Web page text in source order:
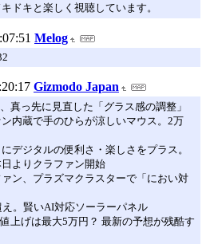
ドキと楽しく視聴しています。
Melog
Gizmodo Japan
真っ先に見直した「グラス感の調整」
内蔵で手のひらが涼しいマウス。2万
デジタルの便利さ・楽しさをプラス。
日よりクラファン開始
ン、プラズマクラスターで「におい対
。賢いAI対応ソーラーパネル
上げは最大5万円？ 最新の予想が残酷す